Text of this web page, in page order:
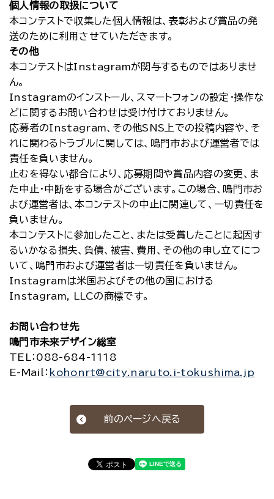
個人情報の取扱について
本コンテストで収集した個人情報は、表彰および賞品の発
送のために利用させていただきます。
その他
本コンテストはInstagramが関与するものではありませ
ん。
Instagramのインストール、スマートフォンの設定・操作な
どに関するお問い合わせは受け付けておりません。
応募者のInstagram、その他SNS上での投稿内容や、そ
れに関わるトラブルに関しては、鳴門市および運営者では
責任を負いません。
止むを得ない都合により、応募期間や賞品内容の変更、ま
た中止・中断をする場合がございます。この場合、鳴門市お
よび運営者は、本コンテストの中止に関連して、一切責任を
負いません。
本コンテストに参加したこと、または受賞したことに起因す
るいかなる損失、負債、被害、費用、その他の申し立てにつ
いて、鳴門市および運営者は一切責任を負いません。
Instagramは米国およびその他の国における
Instagram, LLCの商標です。
お問い合わせ先
鳴門市未来デザイン総室
TEL：088-684-1118
E-Mail： kohonrt@city.naruto.i-tokushima.jp
前のページへ戻る